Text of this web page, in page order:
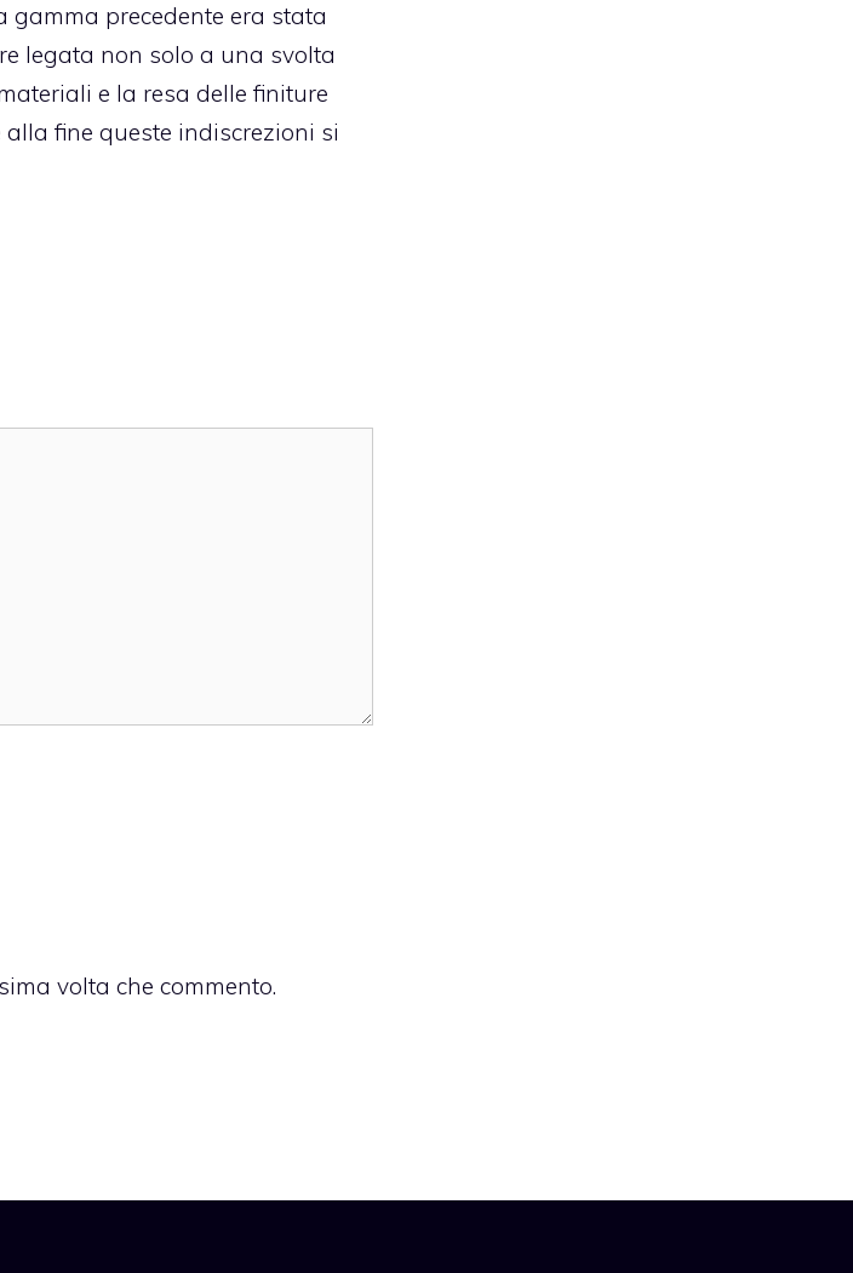
gamma precedente era stata
legata non solo a una svolta
e la resa delle finiture
alla fine queste indiscrezioni si
volta che commento.